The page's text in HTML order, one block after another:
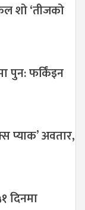
शो ‘तीजको
पुन: फर्किंइन
प्याक’ अवतार,
दिनमा